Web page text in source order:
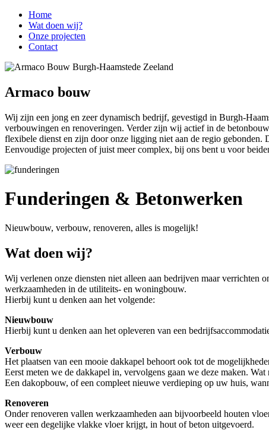
Home
Wat doen wij?
Onze projecten
Contact
Armaco bouw
Wij zijn een jong en zeer dynamisch bedrijf, gevestigd in Burgh-
verbouwingen en renoveringen. Verder zijn wij actief in de
flexibele dienst en zijn door onze ligging niet aan de regio
Eenvoudige projecten of juist meer complex, bij ons bent u voor
Funderingen & Betonwerken
Nieuwbouw, verbouw, renoveren, alles is mogelijk!
Wat doen wij?
Wij verlenen onze diensten niet alleen aan bedrijven maar
werkzaamheden in de utiliteits- en woningbouw.
Hierbij kunt u denken aan het volgende:
Nieuwbouw
Hierbij kunt u denken aan het opleveren van een
Verbouw
Het plaatsen van een mooie dakkapel behoort ook tot de
Eerst meten we de dakkapel in, vervolgens gaan we deze maken.
Een dakopbouw, of een compleet nieuwe verdieping op uw huis,
Renoveren
Onder renoveren vallen werkzaamheden aan bijvoorbeeld houten
weer een degelijke vlakke vloer krijgt, in hout of beton uitgevoerd.